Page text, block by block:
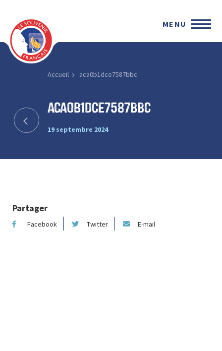
MENU
Accueil aca0b1dce7587bbc
aca0b1dce7587bbc
19 septembre 2024
Partager
Facebook Twitter E-mail